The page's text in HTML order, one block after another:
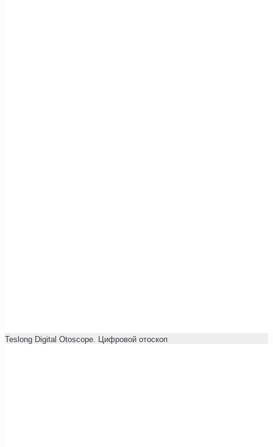
Teslong Digital Otoscope. Цифровой отоскоп